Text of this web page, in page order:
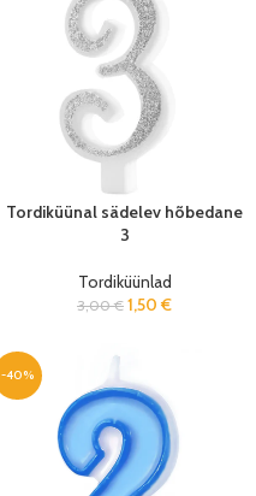
Tordiküünal sädelev hõbedane
3
Tordiküünlad
3,00€ 1,50 €
-40%